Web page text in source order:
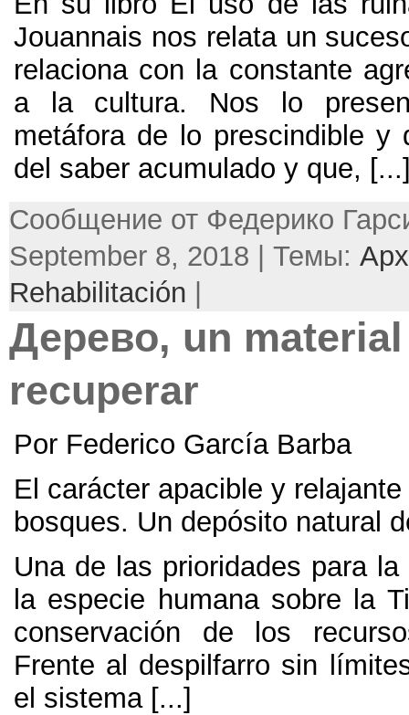
Jouannais nos relata un
relaciona con la constante
a la cultura. Nos lo
metáfora de lo prescindible y
del saber acumulado y que,
Сообщение от Федерико
September 8, 2018 | Темы:
Rehabilitación |
Дерево, un
recuperar
Por Federico García Barba
El carácter apacible y
bosques. Un depósito natural
Una de las prioridades para
la especie humana sobre la
conservación de los
Frente al despilfarro sin
el sistema[...]